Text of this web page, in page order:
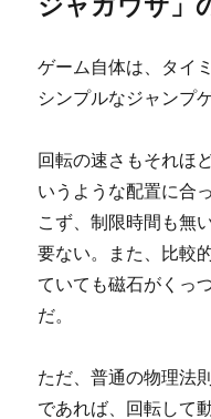
ジャガウサ」
ゲーム自体は、タイ
シンプルなジャンプ
回転の速さもそれほ
いうような配置に合
こず、制限時間も無
要ない。また、比較
ていても磁石がくっ
だ。
ただ、普通の物理法
であれば、回転して